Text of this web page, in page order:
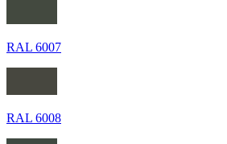
RAL 6007
RAL 6008